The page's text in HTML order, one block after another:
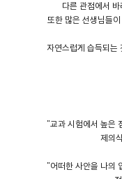
다른 관점에서
또한 많은 선생님들
자연스럽게 습득되는
"교과 시험에서 높은
제의
"어떠한 사안을 나의